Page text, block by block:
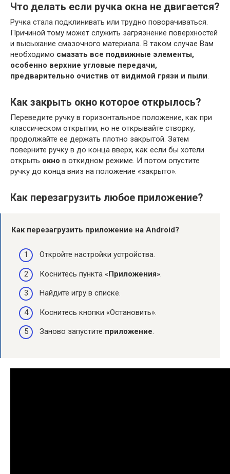
Что делать если ручка окна не двигается?
Ручка стала подклинивать или трудно поворачиваться.
Причиной тому может служить загрязнение поверхностей
и высыхание смазочного материала. В таком случае Вам
необходимо смазать все подвижные элементы,
особенно верхние угловые передачи,
предварительно очистив от видимой грязи и пыли.
Как закрыть окно которое открылось?
Переведите ручку в горизонтальное положение, как при
классическом открытии, но не открывайте створку,
продолжайте ее держать плотно закрытой. Затем
поверните ручку в до конца вверх, как если бы хотели
открыть окно в откидном режиме. И потом опустите
ручку до конца вниз на положение «закрыто».
Как перезагрузить любое приложение?
Как перезагрузить приложение на Android?
Откройте настройки устройства.
Коснитесь пункта «Приложения».
Найдите игру в списке.
Коснитесь кнопки «Остановить».
Заново запустите приложение.